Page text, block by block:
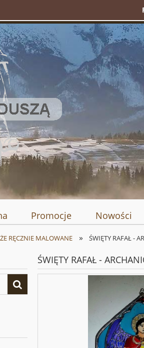
Promocje Nowości
RĘCZNIE MALOWANE » ŚWIĘTY RAFAŁ -
ŚWIĘTY RAFAŁ -